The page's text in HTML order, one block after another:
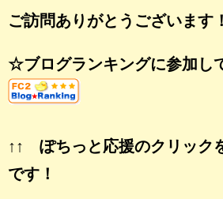
ご訪問ありがとうございます！
☆ブログランキングに参加し
↑↑ ぽちっと応援のクリック
です！